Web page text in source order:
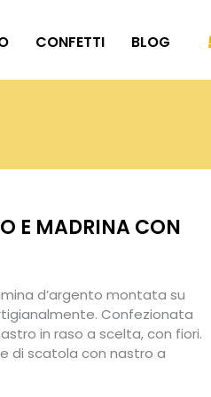
CONFETTI BLOG
E MADRINA CON
d’argento montata su
Confezionata
in raso a scelta, con fiori.
di scatola con nastro a